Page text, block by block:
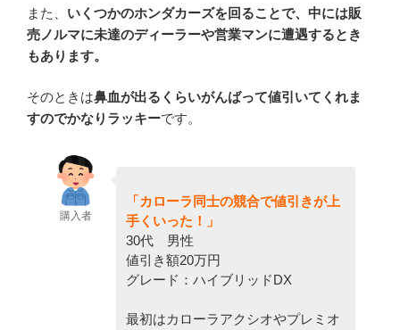
また、 いくつかのホンダカーズを回ることで、中には販
売ノルマに未達のディーラーや営業マンに遭遇するとき
もあります。
そのときは鼻血が出るくらいがんばって値引いてくれま
すのでかなりラッキーです。
購入者
「カローラ同士の競合で値引きが上
手くいった！」
30代 男性
値引き額20万円
グレード：ハイブリッドDX
最初はカローラアクシオやプレミオ